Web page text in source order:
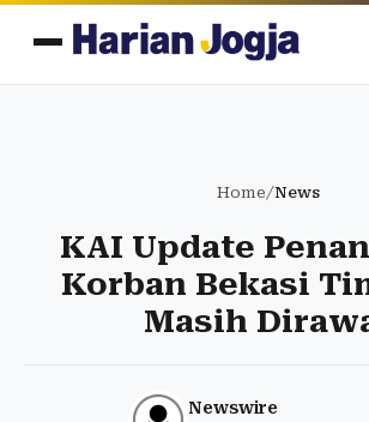
Home/News
KAI Update
Korban Bekasi
Masih
Newswire